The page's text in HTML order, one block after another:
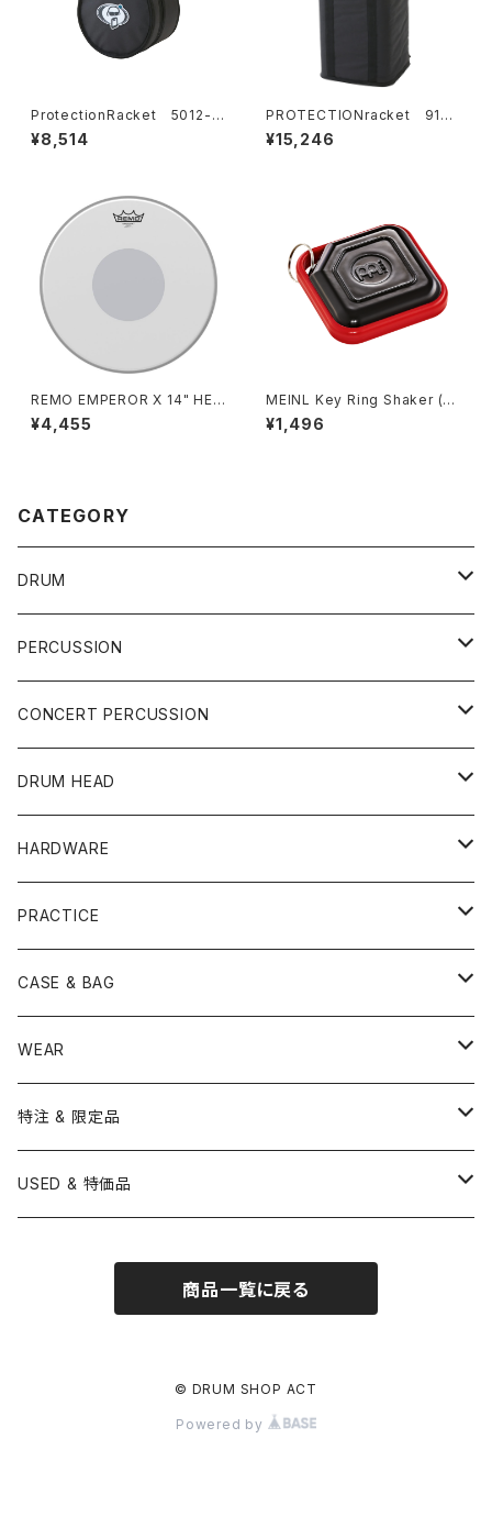
ProtectionRacket 5012-1
0 12" ×8" タムケース
¥8,514
PROTECTIONracket 9124
-00 カホンケース デラックス
タイプ
¥15,246
REMO EMPEROR X 14" HEA
D / CS-114BX
¥4,455
MEINL Key Ring Shaker (Bl
ack) KRS-BK
¥1,496
CATEGORY
DRUM
DRUM SET
YAMAHA
PEARL
USED / Vintage
SNARE
TAMA
PEARL
BONNEY DRUM JAPAN
LUDWIG
GRETSCH
CYMBAL
ZILDJIAN
SABIAN
ISTANBUL AGOP
ISTANBUL MEHMET
ACCESSORY
MUTE
BEATER
STICK
DRUM STICK
MARCHING STICK
ELECTRICK DRUM
PERCUSSION
CAJON
CONGA
BONGO
TABLA BONGO
DJEMBE
DARBUKA
PANDEIRO
TAMBORIM
HAND PAN
TAMBOURINE
CONCERT PERCUSSION
CONCERT SNARE
CONCERT CYMBAL
PAIR CYMBAL
SUSPENDED CYMBAL
小物楽器
TAMBORIN
TRAIANGLE
STICK
MALLET
MARIMBA
VIBRAPHONE
楽譜
打楽器ソロ
GONG
DRUM HEAD
SNARE HEAD
REMO
EVANS
TOM HEAD
6" HEAD
8" HEAD
BASS DRUM HEAD
18" HEAD
20" HEAD
OTHER HEAD
HARDWARE
Cymbal Stands
Boom Stand
Straight Stand
Snare Stands
Hi-Hat Stands
Drum Pedals
Single Pedal
Hadware Kits
Clamps&Attachment
PRACTICE
CYMBAL
PAD
BOOK ＆ MOVIE
Rhythm & Drums magazine
CASE & BAG
STICK BAG
Link of Happiness
CYMBAL CASE
PERCUSSION CASE
ACCESSORY
WEAR
BURR FINE COFFEE
HI-HAT
特注 & 限定品
ZIldjian 選定シンバル
2024年Pearl台湾ファクトリーツアー記念品
2024年トルコツアーシンバル
USED & 特価品
商品一覧に戻る
© DRUM SHOP ACT
Powered by